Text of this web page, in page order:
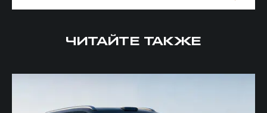
ЧИТАЙТЕ ТАКЖЕ